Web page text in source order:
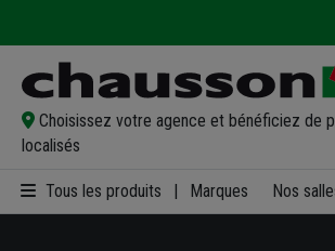
Choisissez votre agence et bénéficiez de
localisés
Tous les produits Marques Nos